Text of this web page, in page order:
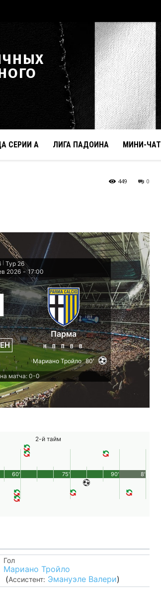
СЕРИИ А ЛИГА ПАДОИНА МИНИ-ЧАТ
0
449
Тур 26
2026 - 17:00
Парма
Н П П В В
Мариано Тройло 80'
матча: 0-0
2-й тайм
90'
60' 75' 8'
Гол
Мариано Тройло
(Ассистент: Эмануэле Валери)